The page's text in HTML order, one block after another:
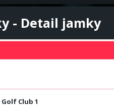
- Detail jamky
Club 1